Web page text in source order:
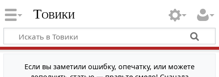
Товики
Если вы заметили ошибку, опечатку, или можете